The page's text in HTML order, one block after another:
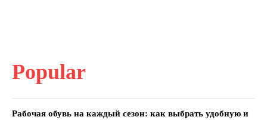
Popular
Рабочая обувь на каждый сезон: как выбрать удобную и